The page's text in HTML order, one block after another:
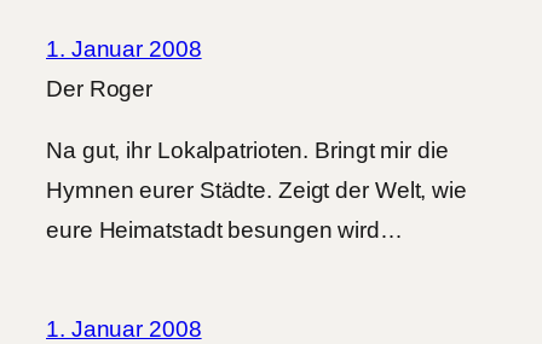
1. Januar 2008
Der Roger
Na gut, ihr Lokalpatrioten. Bringt mir die
Hymnen eurer Städte. Zeigt der Welt, wie
eure Heimatstadt besungen wird…
1. Januar 2008